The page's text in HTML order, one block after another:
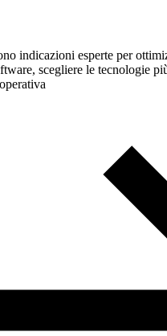
indicazioni esperte per
scegliere le tecnologie